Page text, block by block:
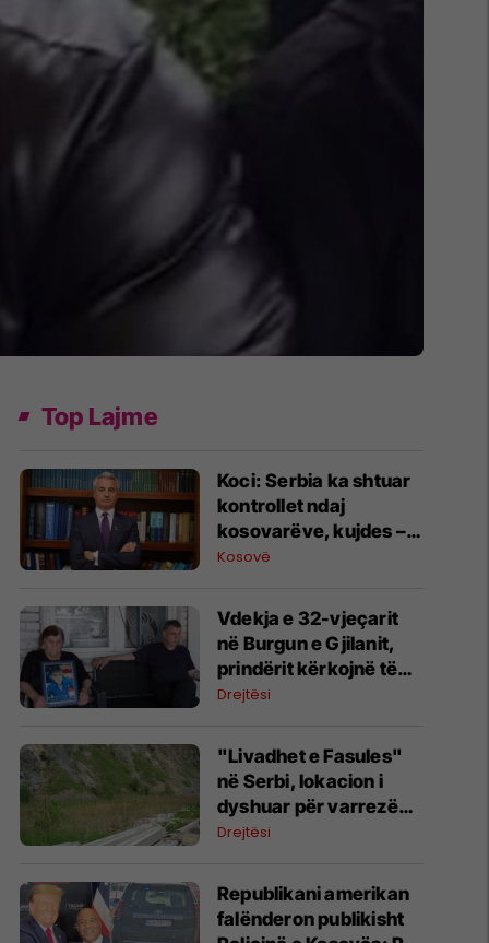
Top Lajme
Koci: Serbia ka shtuar
kontrollet ndaj
kosovarëve, kujdes –
kontrollohen edhe
Kosovë
Vdekja e 32-vjeçarit
në Burgun e Gjilanit,
prindërit kërkojnë të
dinë shkakun e ai
dy vite
Drejtësi
"Livadhet e Fasules"
në Serbi, lokacion i
dyshuar për varrezë
masive
Drejtësi
Republikani amerikan
falënderon publikisht